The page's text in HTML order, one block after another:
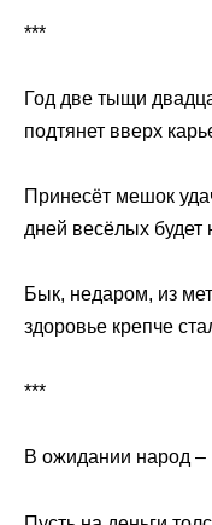
***
Год две тыщи
подтянет вверх
Принесёт мешок
дней весёлых будет
Бык, недаром, из
здоровье крепче
***
В ожидании народ –